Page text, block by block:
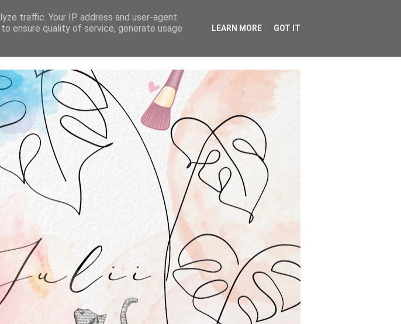
WSPÓŁPRACA
traffic. Your IP address and user-agent
ensure quality of service, generate usage
LEARN MORE GOT IT